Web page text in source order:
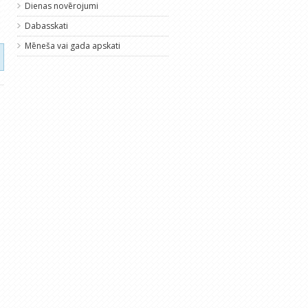
Dienas novērojumi
Dabasskati
Mēneša vai gada apskati